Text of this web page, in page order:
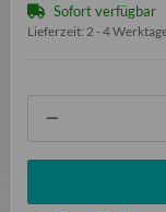
Sofort verfügbar
Lieferzeit: 2 - 4